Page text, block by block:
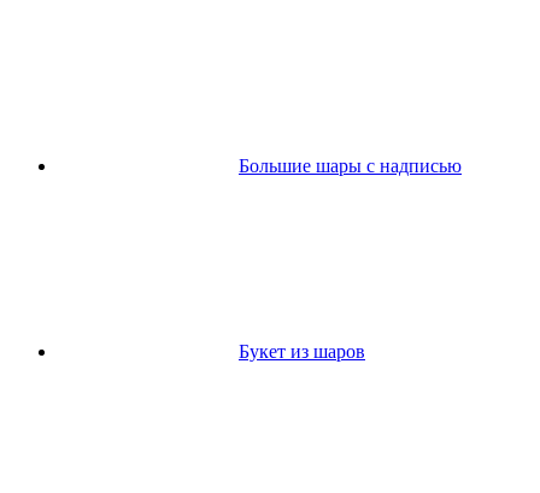
Большие шары с надписью
Букет из шаров